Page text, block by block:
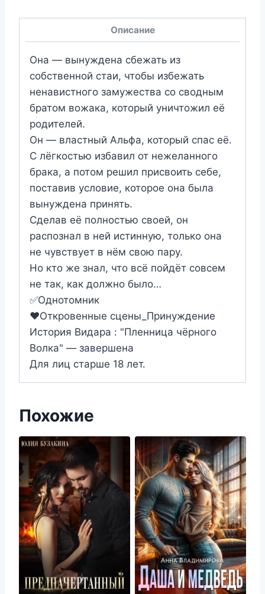
Описание
Она — вынуждена сбежать из
собственной стаи, чтобы избежать
ненавистного замужества со сводным
братом вожака, который уничтожил её
родителей.
Он — властный Альфа, который спас её.
С лёгкостью избавил от нежеланного
брака, а потом решил присвоить себе,
поставив условие, которое она была
вынуждена принять.
Сделав её полностью своей, он
распознал в ней истинную, только она
не чувствует в нём свою пару.
Но кто же знал, что всё пойдёт совсем
не так, как должно было…
✅Однотомник
❤️Откровенные сцены_Принуждение
История Видара : "Пленница чёрного
Волка" — завершена
Для лиц старше 18 лет.
Похожие